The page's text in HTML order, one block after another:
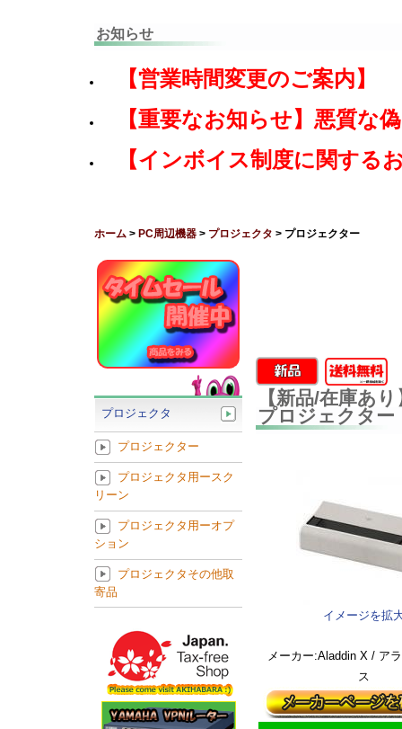
お知らせ
【営業時間変更のご案内】
【重要なお知らせ】悪質な
【インボイス制度に関する
ホーム > PC周辺機器 > プロジェクタ > プロジェクター
【新品/在庫あ
プロジェクタ
イメージを拡
メーカー:Aladdin X / ア
ス
プロジェクタ
プロジェクター
プロジェクタ用ースク
リーン
プロジェクタ用ーオプ
ション
プロジェクタその他取
寄品